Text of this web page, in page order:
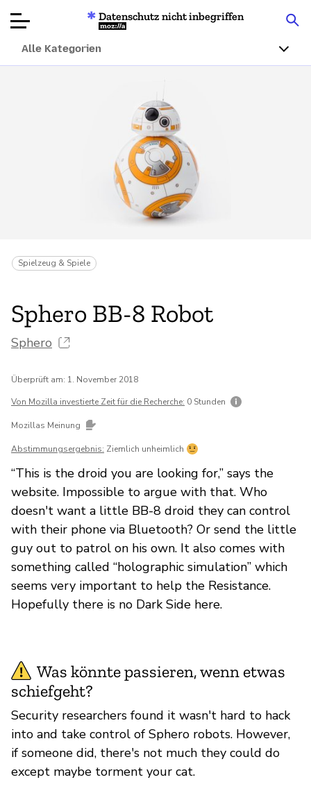
Artikel
Über
Spenden
Datenschutz nicht inbegriffen
Mozilla
Alle Kategorien
Spielzeug & Spiele
Sphero BB-8 Robot
Sphero
Überprüft am: 1. November 2018
Von Mozilla investierte Zeit für die Recherche: 0 Stunden
Mozillas Meinung
Abstimmungsergebnis: Ziemlich unheimlich
“This is the droid you are looking for,” says the
website. Impossible to argue with that. Who
doesn't want a little BB-8 droid they can control
with their phone via Bluetooth? Or send the little
guy out to patrol on his own. It also comes with
something called “holographic simulation” which
seems very important to help the Resistance.
Hopefully there is no Dark Side here.
Was könnte passieren, wenn etwas
schiefgeht?
Security researchers found it wasn't hard to hack
into and take control of Sphero robots. However,
if someone did, there's not much they could do
except maybe torment your cat.